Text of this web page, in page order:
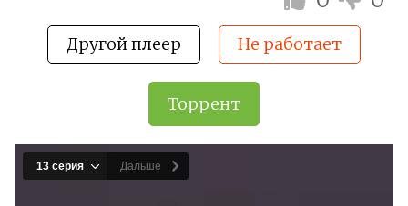
Другой плеер Не работает
Торрент